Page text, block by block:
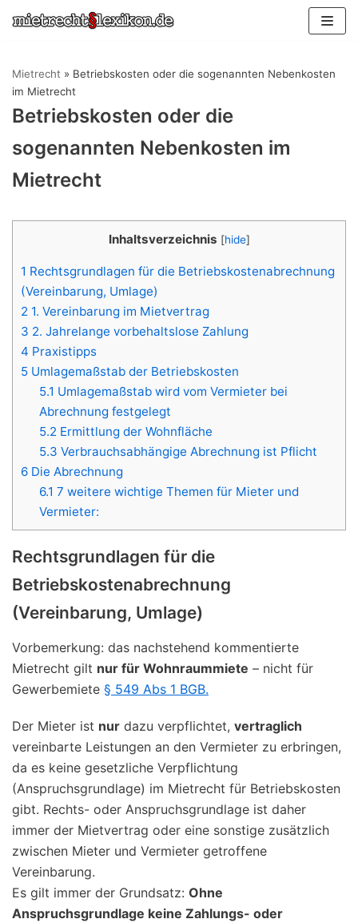
Zum
Mietrecht » Betriebskosten oder die sogenannten Nebenkosten
im Mietrecht
Betriebskosten oder die
sogenannten Nebenkosten im
Mietrecht
Inhaltsverzeichnis [hide]
1 Rechtsgrundlagen für die Betriebskostenabrechnung
(Vereinbarung, Umlage)
2 1. Vereinbarung im Mietvertrag
3 2. Jahrelange vorbehaltslose Zahlung
4 Praxistipps
5 Umlagemaßstab der Betriebskosten
5.1 Umlagemaßstab wird vom Vermieter bei
Abrechnung festgelegt
5.2 Ermittlung der Wohnfläche
5.3 Verbrauchsabhängige Abrechnung ist Pflicht
6 Die Abrechnung
6.1 7 weitere wichtige Themen für Mieter und
Vermieter:
Rechtsgrundlagen für die
Betriebskostenabrechnung
(Vereinbarung, Umlage)
Vorbemerkung: das nachstehend kommentierte
Mietrecht gilt nur für Wohnraummiete – nicht für
Gewerbemiete § 549 Abs 1 BGB.
Der Mieter ist nur dazu verpflichtet, vertraglich
vereinbarte Leistungen an den Vermieter zu erbringen,
da es keine gesetzliche Verpflichtung
(Anspruchsgrundlage) im Mietrecht für Betriebskosten
gibt. Rechts- oder Anspruchsgrundlage ist daher
immer der Mietvertrag oder eine sonstige zusätzlich
zwischen Mieter und Vermieter getroffene
Vereinbarung.
Es gilt immer der Grundsatz: Ohne
Anspruchsgrundlage keine Zahlungs- oder